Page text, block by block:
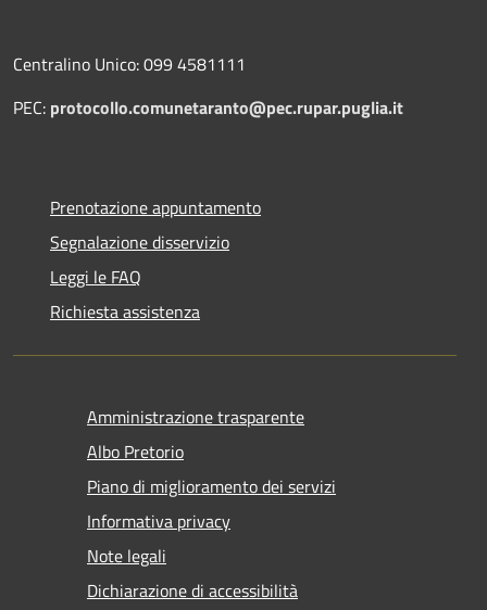
Centralino Unico: 099 4581111
PEC: protocollo.comunetaranto@pec.rupar.puglia.it
Prenotazione appuntamento
Segnalazione disservizio
Leggi le FAQ
Richiesta assistenza
Amministrazione trasparente
Albo Pretorio
Piano di miglioramento dei servizi
Informativa privacy
Note legali
Dichiarazione di accessibilità